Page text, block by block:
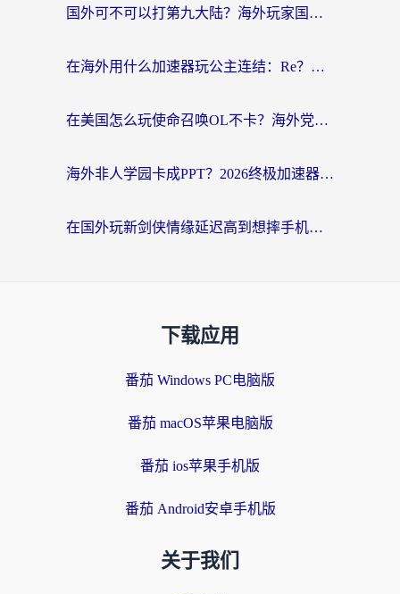
国外可不可以打第九大陆？海外玩家国服畅玩终极指南（附3大热门游戏解决妙招）
在海外用什么加速器玩公主连结：Re？老玩家亲测的稳定方案来了
在美国怎么玩使命召唤OL不卡？海外党亲测有效的国服游戏加速器指南
海外非人学园卡成PPT？2026终极加速器指南：从暗区突围到王国纪元，一篇搞定
在国外玩新剑侠情缘延迟高到想摔手机？海外玩家亲测有效的加速器选择指南
下载应用
番茄 Windows PC电脑版
番茄 macOS苹果电脑版
番茄 ios苹果手机版
番茄 Android安卓手机版
关于我们